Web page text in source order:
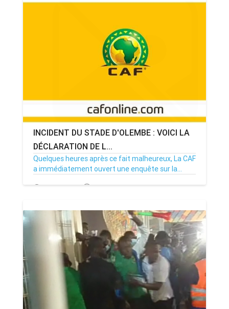
ALERTE
ART & CULTURE & TRADITION
CAMEROUN
PLUS
INCIDENT DU STADE D'OLEMBE : VOICI LA
DÉCLARATION DE L...
Quelques heures après ce fait malheureux, La CAF
a immédiatement ouvert une enquête sur la...
25/01/22 Par MenouActu 0